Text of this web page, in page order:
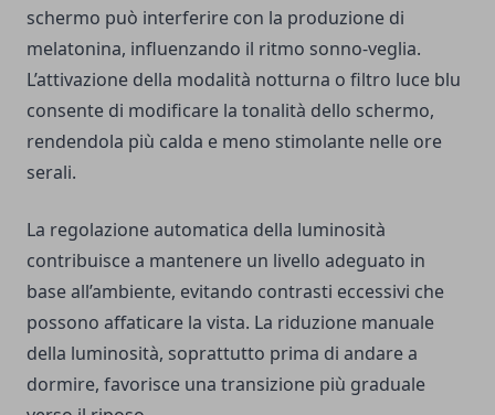
schermo può interferire con la produzione di
melatonina, influenzando il ritmo sonno-veglia.
L’attivazione della modalità notturna o filtro luce blu
consente di modificare la tonalità dello schermo,
rendendola più calda e meno stimolante nelle ore
serali.
La regolazione automatica della luminosità
contribuisce a mantenere un livello adeguato in
base all’ambiente, evitando contrasti eccessivi che
possono affaticare la vista. La riduzione manuale
della luminosità, soprattutto prima di andare a
dormire, favorisce una transizione più graduale